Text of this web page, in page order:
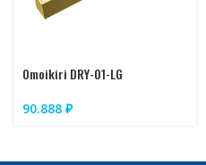
Omoikiri DRY-01-LG
90.888 ₽